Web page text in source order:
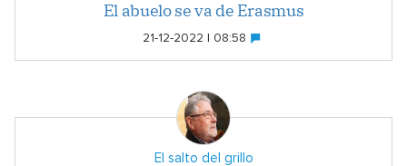
El abuelo se va de Erasmus
21-12-2022 | 08:58
El salto del grillo